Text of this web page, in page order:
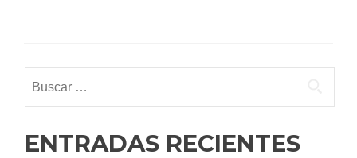
ENTRADAS RECIENTES